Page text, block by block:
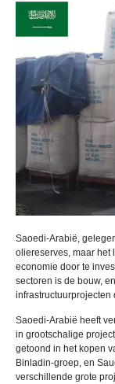
Saoedi-Arabië,
oliereserves, maar het
economie door te
sectoren is de bouw,
infrastructuurprojecten
Saoedi-Arabië heeft
in grootschalige
getoond in het kopen
Binladin-groep, en
verschillende grote